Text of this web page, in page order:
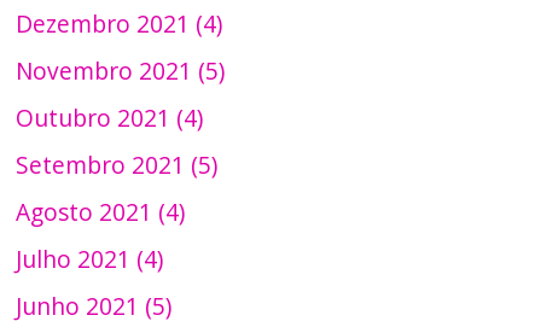
Dezembro 2021 (4)
Novembro 2021 (5)
Outubro 2021 (4)
Setembro 2021 (5)
Agosto 2021 (4)
Julho 2021 (4)
Junho 2021 (5)